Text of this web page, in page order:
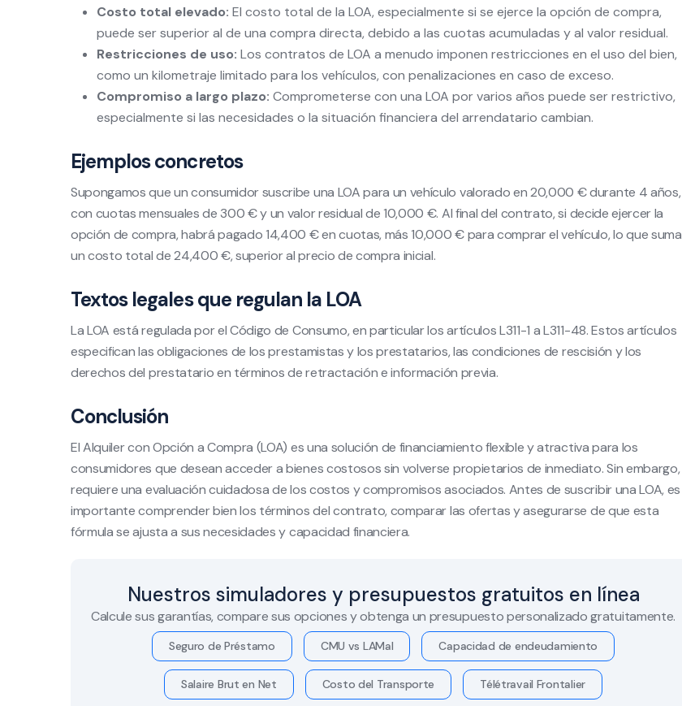
Costo total elevado: El costo total de la LOA, especialmente si se ejerce la opción de compra,
puede ser superior al de una compra directa, debido a las cuotas acumuladas y al valor residual.
Restricciones de uso: Los contratos de LOA a menudo imponen restricciones en el uso del bien,
como un kilometraje limitado para los vehículos, con penalizaciones en caso de exceso.
Compromiso a largo plazo: Comprometerse con una LOA por varios años puede ser restrictivo,
especialmente si las necesidades o la situación financiera del arrendatario cambian.
Ejemplos concretos
Supongamos que un consumidor suscribe una LOA para un vehículo valorado en 20,000 € durante 4 años,
con cuotas mensuales de 300 € y un valor residual de 10,000 €. Al final del contrato, si decide ejercer la
opción de compra, habrá pagado 14,400 € en cuotas, más 10,000 € para comprar el vehículo, lo que suma
un costo total de 24,400 €, superior al precio de compra inicial.
Textos legales que regulan la LOA
La LOA está regulada por el Código de Consumo, en particular los artículos L311-1 a L311-48. Estos artículos
especifican las obligaciones de los prestamistas y los prestatarios, las condiciones de rescisión y los
derechos del prestatario en términos de retractación e información previa.
Conclusión
El Alquiler con Opción a Compra (LOA) es una solución de financiamiento flexible y atractiva para los
consumidores que desean acceder a bienes costosos sin volverse propietarios de inmediato. Sin embargo,
requiere una evaluación cuidadosa de los costos y compromisos asociados. Antes de suscribir una LOA, es
importante comprender bien los términos del contrato, comparar las ofertas y asegurarse de que esta
fórmula se ajusta a sus necesidades y capacidad financiera.
Nuestros simuladores y presupuestos gratuitos en línea
Calcule sus garantías, compare sus opciones y obtenga un presupuesto personalizado gratuitamente.
Seguro de Préstamo CMU vs LAMal Capacidad de endeudamiento
Salaire Brut en Net Costo del Transporte Télétravail Frontalier